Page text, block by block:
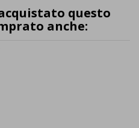
questo
anche: